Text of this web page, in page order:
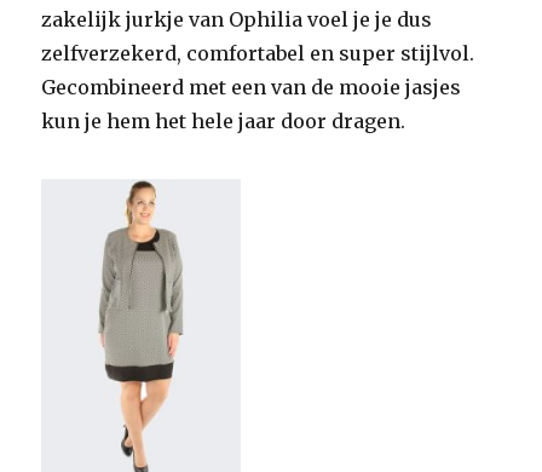
zakelijk jurkje van Ophilia voel je je dus
zelfverzekerd, comfortabel en super stijlvol.
Gecombineerd met een van de mooie jasjes
kun je hem het hele jaar door dragen.